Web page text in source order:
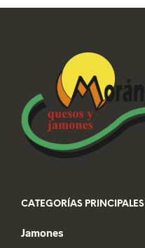
CATEGORÍAS PRINCIPALES
Jamones